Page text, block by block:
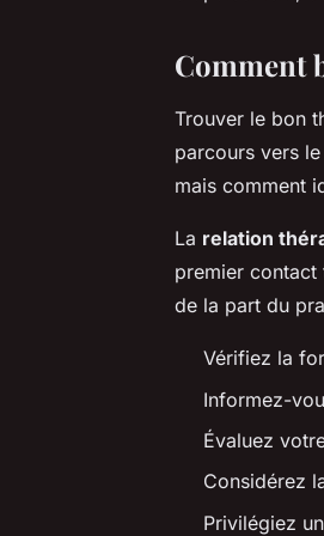
Comment
Trouver le bon
parcours vers
mais comment
La relation
premier contact
de la part du
Vérifiez la
Informez-
Évaluez
Considérez
Privilégiez